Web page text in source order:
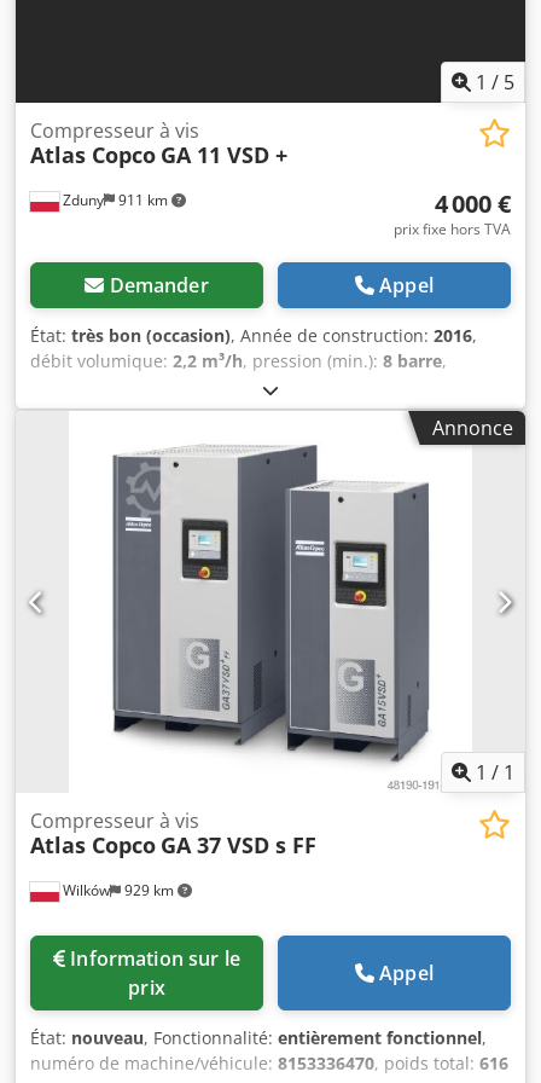
1 / 5
Zduny 911 km
Compresseur à vis
Atlas Copco GA 11 VSD +
4 000 €
prix fixe hors TVA
Demander Appel
État: très bon (occasion), Année de construction: 2016,
débit volumique: 2,2 m³/h, pression (min.): 8 barre,
Compresseur à vis ATLAS COPCO GA 11 VSD + À vitesse
variable (variateur de fréquence) Chsdpfx Aoytyh Hekroa
Moteur 11 kW Débit 1,95 m³/min Pression 13 bar Année de
fabrication 2016 Nombre d'heures de fonctionnement : 9
Annonce
1 / 1
Wilków 929 km
Compresseur à vis
Atlas Copco GA 37 VSD s FF
prix
Appel
État: nouveau, Fonctionnalité: entièrement fonctionnel,
numéro de machine/véhicule: 8153336470, poids total: 616